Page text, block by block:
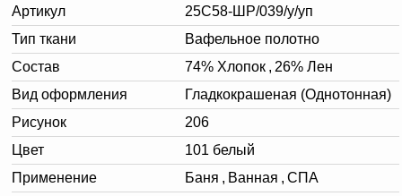
Артикул
25С58-ШР/039/у/уп
Тип ткани
Вафельное полотно
Состав
74% Хлопок , 26% Лен
Вид оформления
Гладкокрашеная (Однотонная)
Рисунок
206
Цвет
101 белый
Применение
Баня , Ванная , СПА